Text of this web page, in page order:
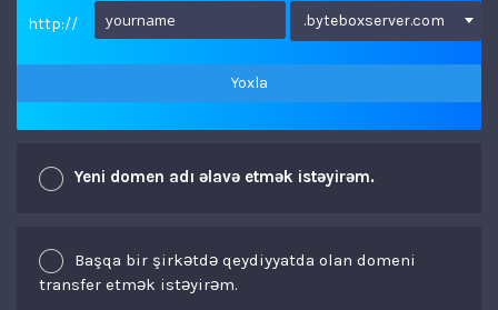
http:// .byteboxserver.com
Yoxla
Yeni domen adı əlavə etmək istəyirəm.
Başqa bir şirkətdə qeydiyyatda olan domeni
transfer etmək istəyirəm.